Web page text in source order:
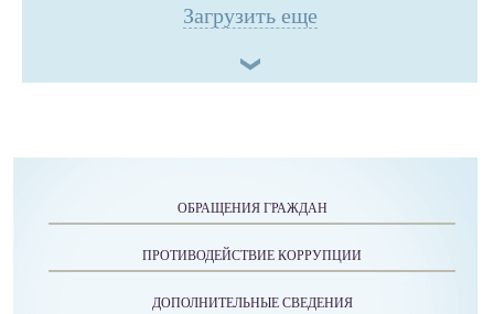
Загрузить еще
ОБРАЩЕНИЯ ГРАЖДАН
ПРОТИВОДЕЙСТВИЕ КОРРУПЦИИ
ДОПОЛНИТЕЛЬНЫЕ СВЕДЕНИЯ